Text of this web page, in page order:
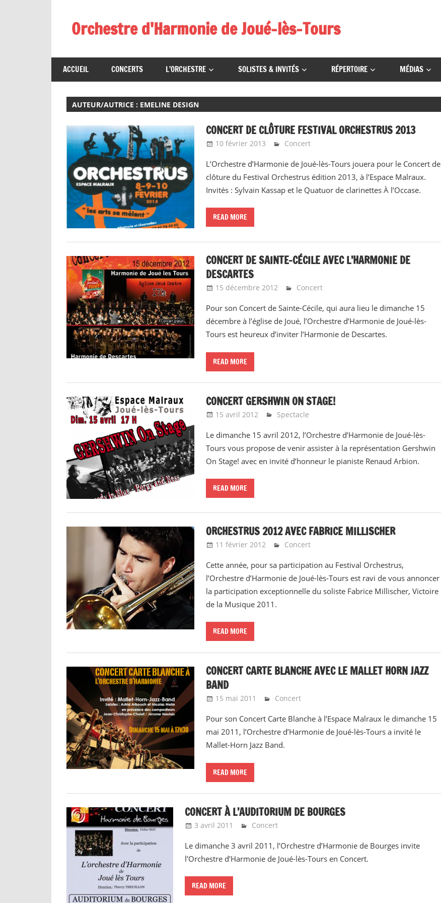
contentOrchestre d'Harmonie de Joué-lès-Tours
ACCUEIL CONCERTS L’ORCHESTRE SOLISTES & INVITÉS RÉPERTOIRE MÉDIAS
AUTEUR/AUTRICE : EMELINE DESIGN
CONCERT DE CLÔTURE FESTIVAL ORCHESTRUS 2013
10 février 2013 Emeline Design
Concert
L’Orchestre d’Harmonie de Joué-lès-Tours jouera pour le Concert de
clôture du Festival Orchestrus édition 2013, à l’Espace Malraux.
Invités : Sylvain Kassap et le Quatuor de clarinettes À l’Occase.
READ MORE
CONCERT DE SAINTE-CÉCILE AVEC L’HARMONIE DE
DESCARTES
15 décembre 2012 Emeline Design
Concert
Pour son Concert de Sainte-Cécile, qui aura lieu le dimanche 15
décembre à l’église de Joué, l’Orchestre d’Harmonie de Joué-lès-
Tours est heureux d’inviter l’Harmonie de Descartes.
READ MORE
CONCERT GERSHWIN ON STAGE!
15 avril 2012 Emeline Design
Spectacle
Le dimanche 15 avril 2012, l’Orchestre d’Harmonie de Joué-lès-
Tours vous propose de venir assister à la représentation Gershwin
On Stage! avec en invité d’honneur le pianiste Renaud Arbion.
READ MORE
ORCHESTRUS 2012 AVEC FABRICE MILLISCHER
11 février 2012 Emeline Design
Concert
Cette année, pour sa participation au Festival Orchestrus,
l’Orchestre d’Harmonie de Joué-lès-Tours est ravi de vous annoncer
la participation exceptionnelle du soliste Fabrice Millischer, Victoire
de la Musique 2011.
READ MORE
CONCERT CARTE BLANCHE AVEC LE MALLET HORN JAZZ
BAND
15 mai 2011 Emeline Design
Concert
Pour son Concert Carte Blanche à l’Espace Malraux le dimanche 15
mai 2011, l’Orchestre d’Harmonie de Joué-lès-Tours a invité le
Mallet-Horn Jazz Band.
READ MORE
CONCERT À L’AUDITORIUM DE BOURGES
3 avril 2011 Emeline Design
Concert
Le dimanche 3 avril 2011, l’Orchestre d’Harmonie de Bourges invite
l’Orchestre d’Harmonie de Joué-lès-Tours en Concert.
READ MORE